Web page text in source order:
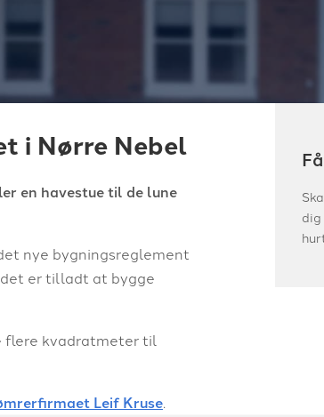
i Nørre Nebel
en havestue til de lune
nye bygningsreglement
er tilladt at bygge
flere kvadratmeter til
Leif Kruse.